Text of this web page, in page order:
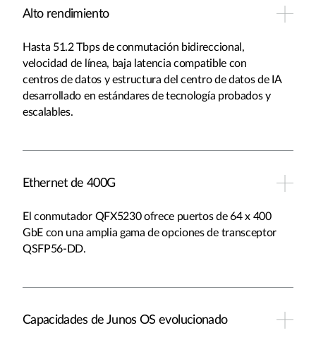
Alto rendimiento
Hasta 51.2 Tbps de conmutación bidireccional,
velocidad de línea, baja latencia compatible con
centros de datos y estructura del centro de datos de IA
desarrollado en estándares de tecnología probados y
escalables.
Ethernet de 400G
El conmutador QFX5230 ofrece puertos de 64 x 400
GbE con una amplia gama de opciones de transceptor
QSFP56-DD.
Capacidades de Junos OS evolucionado